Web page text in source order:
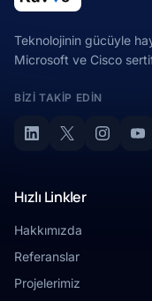
Teknolojinin gücüyle
Microsoft ve Cisco
BIZI TAKIP EDIN
Hızlı Linkler
Hakkımızda
Referanslar
Projelerimiz